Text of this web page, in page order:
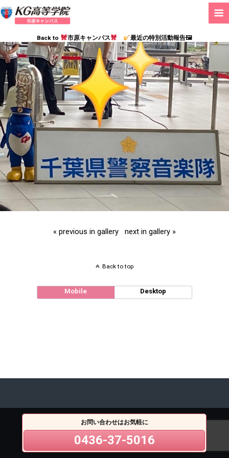
Back to 市原キャンパス 最近の特別活動報告🖼
« previous in gallery next in gallery »
Back to top
Mobile Desktop
お問い合わせはお気軽に
0436-37-5016